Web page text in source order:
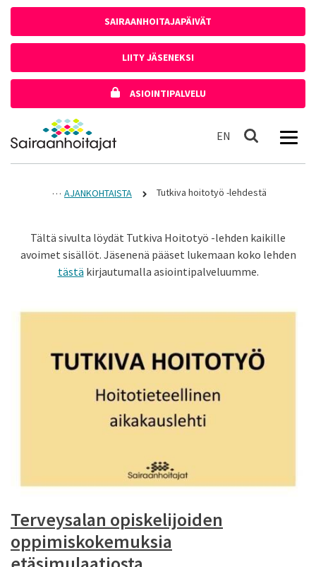
SAIRAANHOITAJAPÄIVÄT
LIITY JÄSENEKSI
ASIOINTIPALVELU
Etusivulle
EN In English
Haku
AJANKOHTAISTA Tutkiva hoitotyö -lehdestä
Tältä sivulta löydät Tutkiva Hoitotyö -lehden kaikille
avoimet sisällöt. Jäsenenä pääset lukemaan koko lehden
tästä kirjautumalla asiointipalveluumme.
Terveysalan opiskelijoiden
oppimiskokemuksia